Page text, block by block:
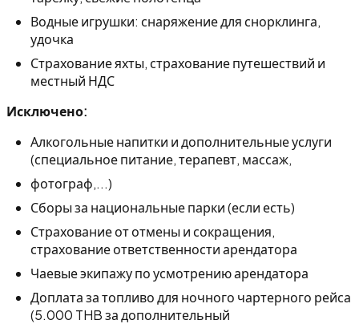
Водные игрушки: снаряжение для снорклинга,
удочка
Страхование яхты, страхование путешествий и
местный НДС
Исключено:
Алкогольные напитки и дополнительные услуги
(специальное питание, терапевт, массаж,
фотограф,...)
Сборы за национальные парки (если есть)
Страхование от отмены и сокращения,
страхование ответственности арендатора
Чаевые экипажу по усмотрению арендатора
Доплата за топливо для ночного чартерного рейса
(5.000 THB за дополнительный